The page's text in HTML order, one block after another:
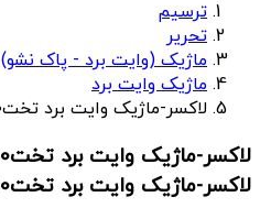
ترسیم
تحریر
ماژیک (وایت برد - پاک نشو)
ماژیک وایت برد
لاکسر-ماژیک وایت برد تخت751/750-مشکی
لاکسر-ماژیک وایت برد تخت751/750-مشکی
لاکسر-ماژیک وایت برد تخت751/750-مشکی